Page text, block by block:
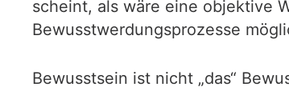
scheint, als wäre eine objektive
Bewusstwerdungsprozesse
Bewusstsein ist nicht „das“